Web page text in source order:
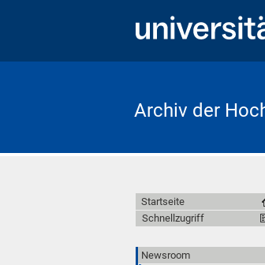
Archiv der
Startseite
Schnellzugriff
Newsroom